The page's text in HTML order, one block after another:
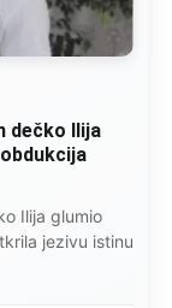
dečko Ilija
Ilija glumio
jezivu istinu